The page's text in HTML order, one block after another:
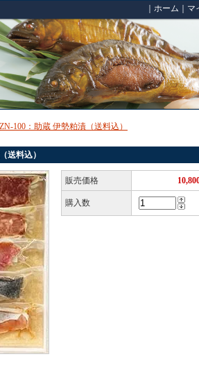
ホーム マ
ZN-100：助蔵 伊勢粕漬（送料込）
送料込）
販売価格
購入数